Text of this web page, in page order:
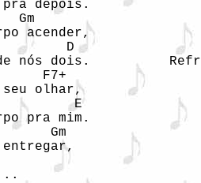
pra depois.
Gm
acender,
D
de nós dois.
F7+
seu olhar,
E
pra mim.
Gm
entregar,